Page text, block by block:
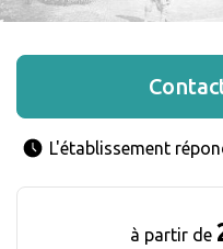
L'établissement
à partir de